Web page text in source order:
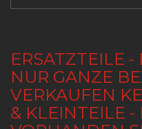
ERSATZTEILE
NUR GANZE
VERKAUFEN
& KLEINTEILE